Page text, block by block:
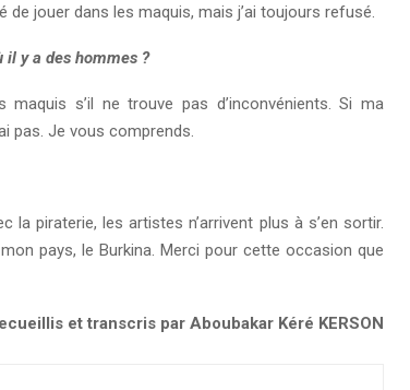
jouer dans les maquis, mais j’ai toujours refusé.
y a des hommes ?
s’il ne trouve pas d’inconvénients. Si ma
pas. Je vous comprends.
piraterie, les artistes n’arrivent plus à s’en sortir.
pays, le Burkina. Merci pour cette occasion que
et transcris par Aboubakar Kéré KERSON